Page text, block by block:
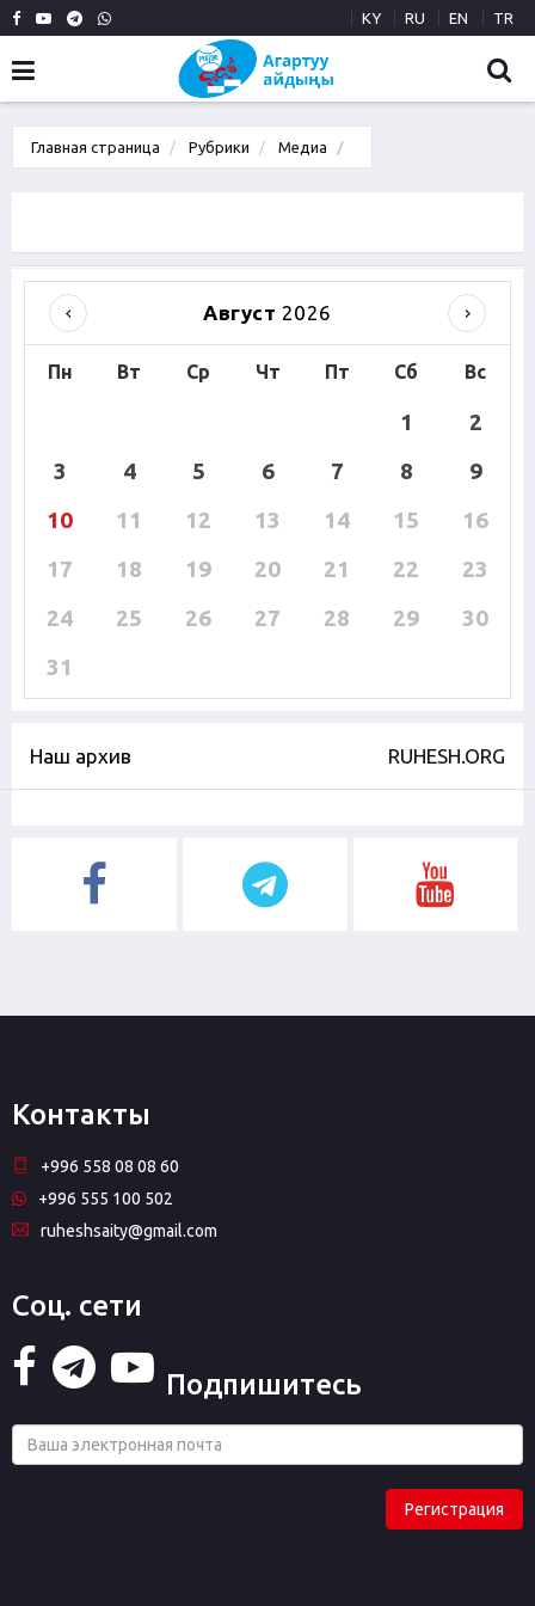
KY RU EN TR
Главная страница Рубрики Медиа
Август 2026
Пн Вт Ср Чт Пт Сб Вс
1
2
3
4 5 6 7 8
9
10
11 12 13 14 15
16
17
18 19 20 21 22
23
24
25 26 27 28 29
30
31
Наш архив RUHESH.ORG
Контакты
+996 558 08 08 60
+996 555 100 502
ruheshsaity@gmail.com
Соц. сети
Подпишитесь
Регистрация